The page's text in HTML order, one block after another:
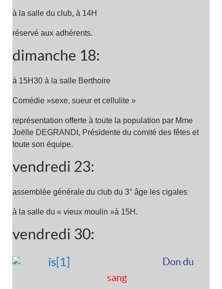
à la salle du club, à 14H
réservé aux adhérents.
dimanche 18:
à 15H30 à la salle Berthoire
Comédie »sexe, sueur et cellulite »
représentation offerte à toute la population par Mme
Joëlle DEGRANDI, Présidente du comité des fêtes et
toute son équipe.
vendredi 23:
assemblée générale du club du 3° âge les cigales
à la salle du « vieux moulin »à 15H.
vendredi 30:
Don du
sang